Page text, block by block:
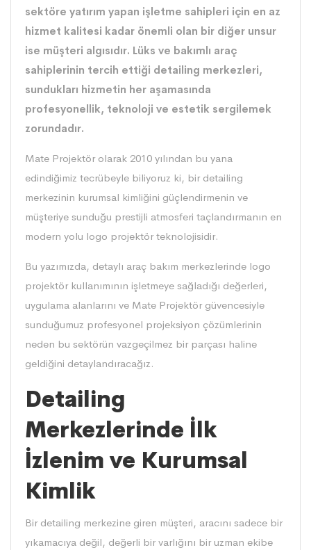
sektöre yatırım yapan işletme sahipleri için en az
hizmet kalitesi kadar önemli olan bir diğer unsur
ise müşteri algısıdır. Lüks ve bakımlı araç
sahiplerinin tercih ettiği detailing merkezleri,
sundukları hizmetin her aşamasında
profesyonellik, teknoloji ve estetik sergilemek
zorundadır.
Mate Projektörolarak 2010 yılından bu yana
edindiğimiz tecrübeyle biliyoruz ki, bir detailing
merkezinin kurumsal kimliğini güçlendirmenin ve
müşteriye sunduğu prestijli atmosferi taçlandırmanın en
modern yolu logo projektör teknolojisidir.
Bu yazımızda, detaylı araç bakım merkezlerinde logo
projektör kullanımının işletmeye sağladığı değerleri,
uygulama alanlarını ve Mate Projektör güvencesiyle
sunduğumuz profesyonel projeksiyon çözümlerinin
neden bu sektörün vazgeçilmez bir parçası haline
geldiğini detaylandıracağız.
Detailing
Merkezlerinde İlk
İzlenim ve Kurumsal
Kimlik
Bir detailing merkezine giren müşteri, aracını sadece bir
yıkamacıya değil, değerli bir varlığını bir uzman ekibe